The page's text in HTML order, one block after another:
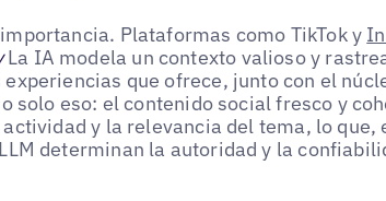
Plataformas como TikTok y
La IA modela un contexto valioso y
que ofrece, junto con el
solo eso: el contenido social fresco y
y la relevancia del tema, lo que,
determinan la autoridad y la